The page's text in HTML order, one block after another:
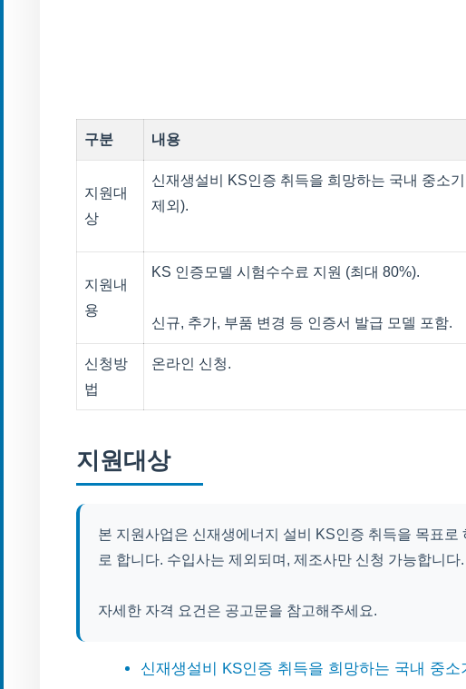
구분 내용
지원대
상
신재생설비 KS인증 취득을 희망하는 국내 중소
제외).
지원내
용
KS 인증모델 시험수수료 지원 (최대 80%).
신규, 추가, 부품 변경 등 인증서 발급 모델 포함.
신청방
법
온라인 신청.
지원대상
본 지원사업은 신재생에너지 설비 KS인증 취득을 목표로
로 합니다. 수입사는 제외되며, 제조사만 신청 가능합니다.
자세한 자격 요건은 공고문을 참고해주세요.
신재생설비 KS인증 취득을 희망하는 국내 중